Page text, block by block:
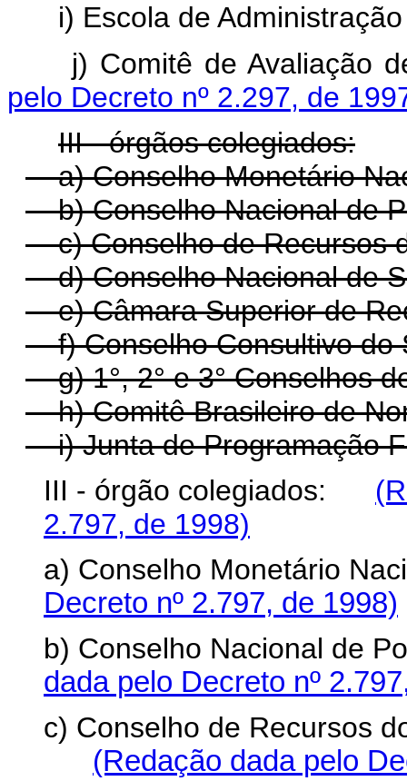
i) Escola de
j) Comitê de
pelo Decreto nº 2.297, de
III - órgãos colegiados:
a) Conselho Monetário
b) Conselho Nacional de
c) Conselho de Recursos
d) Conselho Nacional de
e) Câmara Superior de
f) Conselho Consultivo
g) 1°, 2° e 3° Conselhos
h) Comitê Brasileiro de
i) Junta de Programação
III - órgão colegiados:
2.797, de 1998)
a) Conselho Monetário
Decreto nº 2.797, de 1998)
b) Conselho Nacional de
dada pelo Decreto nº
c) Conselho de Recursos
(Redação dada pelo